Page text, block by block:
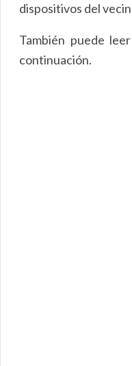
dispositivos del
También puede
continuación.